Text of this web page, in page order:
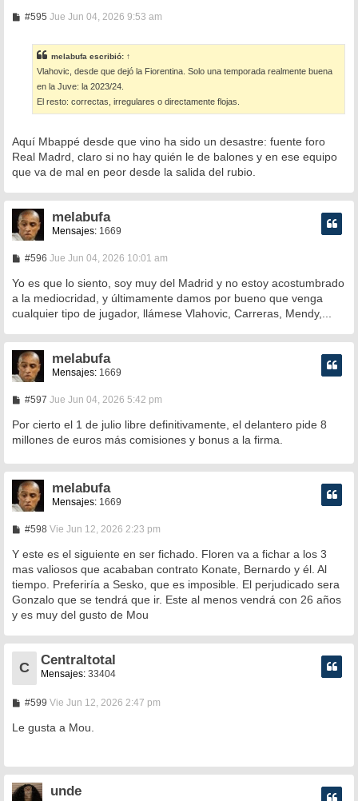
#595M
s
a
j
e
Jue Jun 04, 2026 9:53 am
melabufa escribió: ↑
Vlahovic, desde que dejó la Fiorentina. Solo una temporada realmente buena
en la Juve: la 2023/24.
El resto: correctas, irregulares o directamente flojas.
Aquí Mbappé desde que vino ha sido un desastre: fuente foro
Real Madrd, claro si no hay quién le de balones y en ese equipo
que va de mal en peor desde la salida del rubio.
melabufa
Mensajes: 1669
#596M
n
s
a
j
Jue Jun 04, 2026 10:01 am
Yo es que lo siento, soy muy del Madrid y no estoy acostumbrado
a la mediocridad, y últimamente damos por bueno que venga
cualquier tipo de jugador, llámese Vlahovic, Carreras, Mendy,...
melabufa
Mensajes: 1669
#597M
n
s
a
e
Jue Jun 04, 2026 5:42 pm
Por cierto el 1 de julio libre definitivamente, el delantero pide 8
millones de euros más comisiones y bonus a la firma.
melabufa
Mensajes: 1669
#598M
n
s
a
j
e
Vie Jun 12, 2026 2:23 pm
Y este es el siguiente en ser fichado. Floren va a fichar a los 3
mas valiosos que acababan contrato Konate, Bernardo y él. Al
tiempo. Preferiría a Sesko, que es imposible. El perjudicado sera
Gonzalo que se tendrá que ir. Este al menos vendrá con 26 años
y es muy del gusto de Mou
C
Centraltotal
Mensajes: 33404
#599M
n
e
Vie Jun 12, 2026 2:47 pm
Le gusta a Mou.
unde